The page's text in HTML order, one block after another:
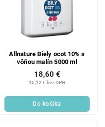
Allnature Biely ocot 10% s
vôňou malín 5000 ml
15,12 € bez DPH
18,60 €
Do košíka